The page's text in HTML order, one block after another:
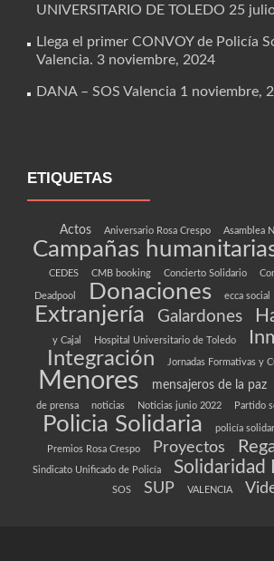
UNIVERSITARIO DE TOLEDO 25
Llega el primer CONVOY de Policía
Valencia. 3 noviembre, 2024
DANA – SOS Valencia 1 noviembre,
ETIQUETAS
Actos Aniversario Rosa Crespo Asamblea
Campañas
CEDES
CMB booking Concierto Solidario
Deadpool Donaciones ecca social
Extranjería Galardones
y Cajal Hospital Universitario de Toledo
Integración Jornadas Formativas y
Menores mensajeros de la paz
de prensa
noticias Noticias junio 2022 Partido
Policia Solidaria policía
Premios Rosa Crespo Proyectos
Sindicato Unificado de Policía Solidaridad
SOS SUP VALENCIA